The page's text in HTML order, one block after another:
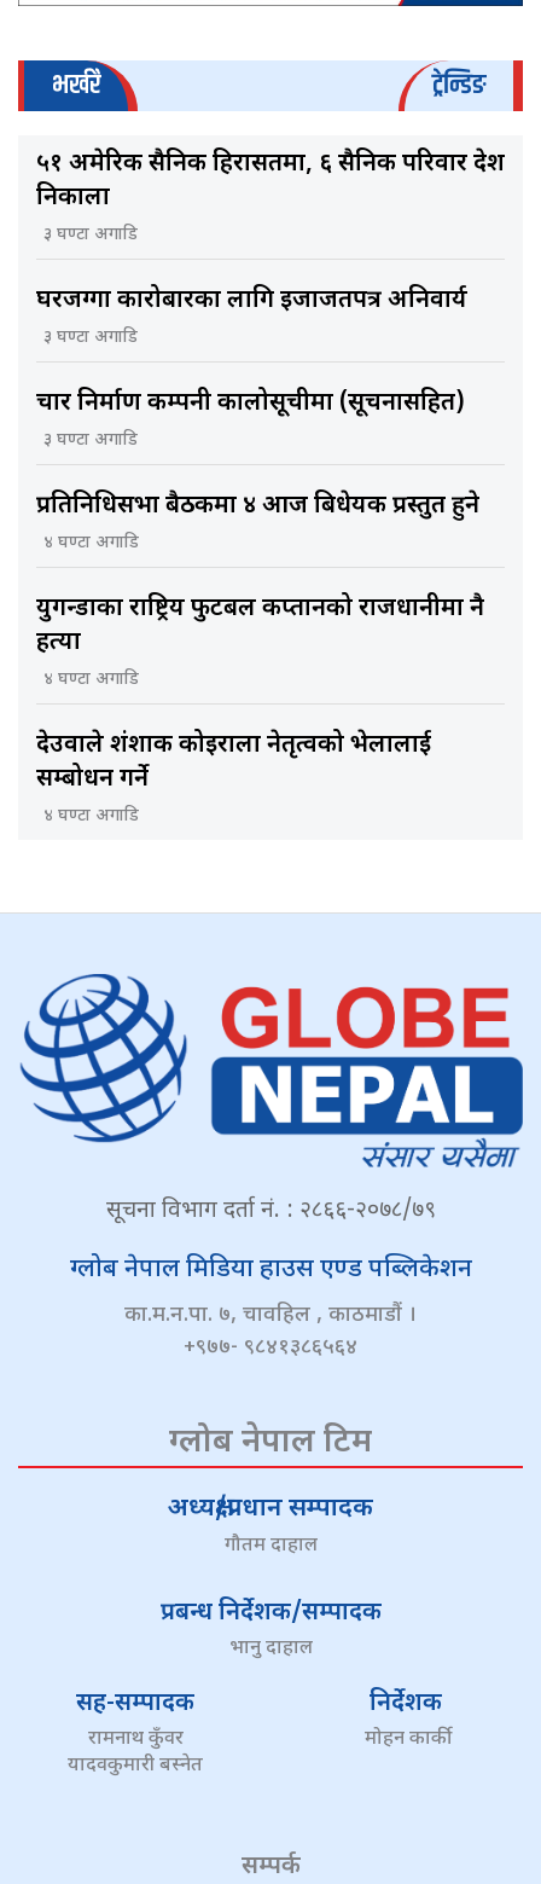
भर्खरै ट्रेन्डिङ
५१ अमेरिकी सैनिक हिरासतमा, ६ सैनिक परिवार देश
निकाला
३ घण्टा अगाडि
घरजग्गा कारोबारका लागि इजाजतपत्र अनिवार्य
३ घण्टा अगाडि
चार निर्माण कम्पनी कालोसूचीमा (सूचनासहित)
३ घण्टा अगाडि
प्रतिनिधिसभा बैठकमा ४ आज बिधेयक प्रस्तुत हुने
४ घण्टा अगाडि
युगन्डाका राष्ट्रिय फुटबल कप्तानको राजधानीमा नै
हत्या
४ घण्टा अगाडि
देउवाले शंशाक कोइराला नेतृत्वको भेलालाई
सम्बोधन गर्ने
४ घण्टा अगाडि
सूचना विभाग दर्ता नं. : २८६६-२०७८/७९
ग्लोब नेपाल मिडिया हाउस एण्ड पब्लिकेशन
का.म.न.पा. ७, चावहिल , काठमाडौं ।
+९७७- ९८४१३८६५६४
ग्लोब नेपाल टिम
अध्यक्ष/प्रधान सम्पादक
गौतम दाहाल
प्रबन्ध निर्देशक/सम्पादक
भानु दाहाल
सह-सम्पादक
रामनाथ कुँवर
यादवकुमारी बस्नेत
निर्देशक
मोहन कार्की
सम्पर्क